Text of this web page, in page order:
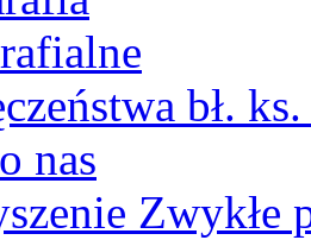
bł.
nas
Zwykłe